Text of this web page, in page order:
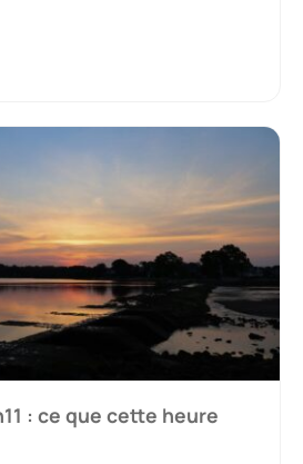
: ce que cette heure